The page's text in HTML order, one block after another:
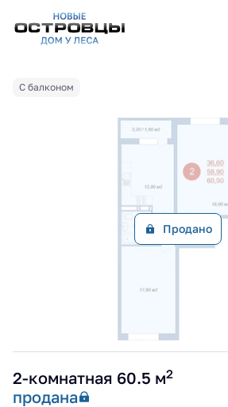
2-комнатная60.5 м
Ипотекаот 30 954 руб.
С балконом
Продано
2-комнатная 60.5 м2
продана